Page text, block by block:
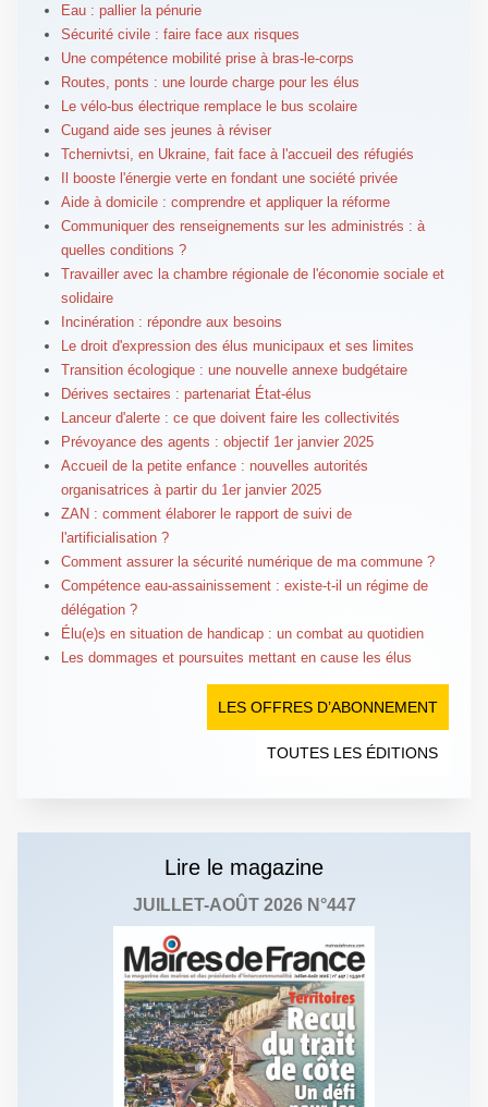
Eau : pallier la pénurie
Sécurité civile : faire face aux risques
Une compétence mobilité prise à bras-le-corps
Routes, ponts : une lourde charge pour les élus
Le vélo-bus électrique remplace le bus scolaire
Cugand aide ses jeunes à réviser
Tchernivtsi, en Ukraine, fait face à l'accueil des réfugiés
Il booste l'énergie verte en fondant une société privée
Aide à domicile : comprendre et appliquer la réforme
Communiquer des renseignements sur les administrés : à
quelles conditions ?
Travailler avec la chambre régionale de l'économie sociale et
solidaire
Incinération : répondre aux besoins
Le droit d'expression des élus municipaux et ses limites
Transition écologique : une nouvelle annexe budgétaire
Dérives sectaires : partenariat État-élus
Lanceur d'alerte : ce que doivent faire les collectivités
Prévoyance des agents : objectif 1er janvier 2025
Accueil de la petite enfance : nouvelles autorités
organisatrices à partir du 1er janvier 2025
ZAN : comment élaborer le rapport de suivi de
l'artificialisation ?
Comment assurer la sécurité numérique de ma commune ?
Compétence eau-assainissement : existe-t-il un régime de
délégation ?
Élu(e)s en situation de handicap : un combat au quotidien
Les dommages et poursuites mettant en cause les élus
LES OFFRES D’ABONNEMENT
TOUTES LES ÉDITIONS
Lire le magazine
JUILLET-AOÛT 2026 N°447